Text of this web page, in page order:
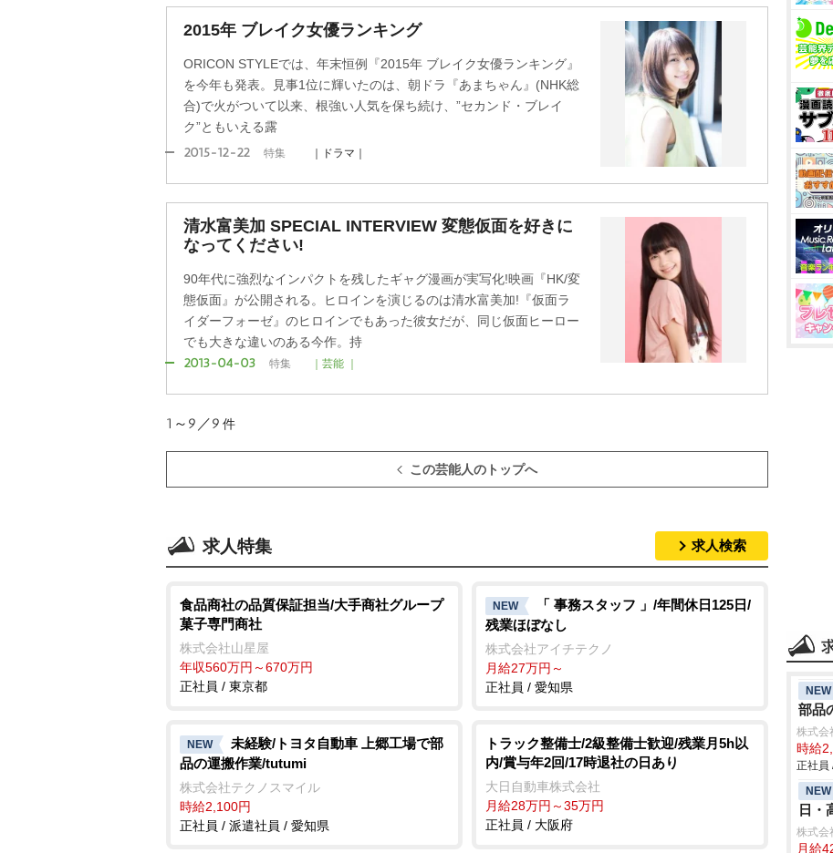
2015年 ブレイク女優ランキング
ORICON STYLEでは、年末恒例『2015年 ブレイク女優ランキング』
を今年も発表。見事1位に輝いたのは、朝ドラ『あまちゃん』(NHK総
合)で火がついて以来、根強い人気を保ち続け、”セカンド・ブレイ
ク”ともいえる露
2015-12-22 特集 ｜ドラマ｜
清水富美加 SPECIAL INTERVIEW 変態仮面を好きに
なってください!
90年代に強烈なインパクトを残したギャグ漫画が実写化!映画『HK/変
態仮面』が公開される。ヒロインを演じるのは清水富美加!『仮面ラ
イダーフォーゼ』のヒロインでもあった彼女だが、同じ仮面ヒーロー
でも大きな違いのある今作。持
2013-04-03 特集 ｜芸能 ｜
1～9／9 件
この芸能人のトップへ
求人特集 求人検索
食品商社の品質保証担当/大手商社グループ
菓子専門商社
株式会社山星屋
年収560万円～670万円
正社員 / 東京都
NEW
「 事務スタッフ 」/年間休日125日/
残業ほぼなし
株式会社アイチテクノ
月給27万円～
正社員 / 愛知県
NEW
未経験/トヨタ自動車 上郷工場で部
品の運搬作業/tutumi
株式会社テクノスマイル
時給2,100円
正社員 / 派遣社員 / 愛知県
トラック整備士/2級整備士歓迎/残業月5h以
内/賞与年2回/17時退社の日あり
大日自動車株式会社
月給28万円～35万円
正社員 / 大阪府
NEW
部品
株式会
時給
正社員
NEW
日・
株式会
月給